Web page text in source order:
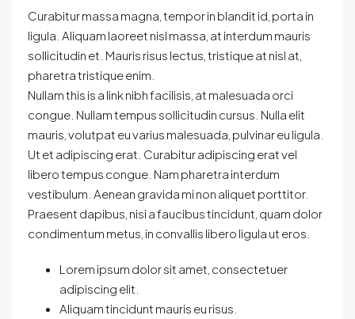
Curabitur massa magna, tempor in blandit id, porta in
ligula. Aliquam laoreet nisl massa, at interdum mauris
sollicitudin et. Mauris risus lectus, tristique at nisl at,
pharetra tristique enim.
Nullam this is a link nibh facilisis, at malesuada orci
congue. Nullam tempus sollicitudin cursus. Nulla elit
mauris, volutpat eu varius malesuada, pulvinar eu ligula.
Ut et adipiscing erat. Curabitur adipiscing erat vel
libero tempus congue. Nam pharetra interdum
vestibulum. Aenean gravida mi non aliquet porttitor.
Praesent dapibus, nisi a faucibus tincidunt, quam dolor
condimentum metus, in convallis libero ligula ut eros.
Lorem ipsum dolor sit amet, consectetuer
adipiscing elit.
Aliquam tincidunt mauris eu risus.